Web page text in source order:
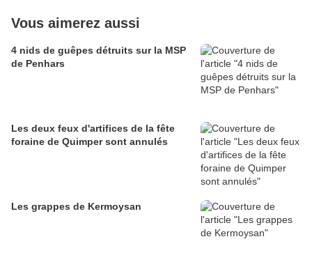
Vous aimerez aussi
4 nids de guêpes détruits sur la MSP
de Penhars
Les deux feux d'artifices de la fête
foraine de Quimper sont annulés
Les grappes de Kermoysan